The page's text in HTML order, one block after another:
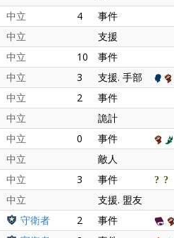
中立 4 事件
中立 支援
中立 10 事件
中立 3 支援. 手部
中立 2 事件
中立 詭計
中立 0 事件
中立 敵人
中立 3 事件
中立 支援. 盟友
守衛者 2 事件